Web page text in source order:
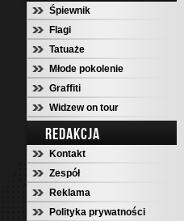
Śpiewnik
Flagi
Tatuaże
Młode pokolenie
Graffiti
Widzew on tour
REDAKCJA
Kontakt
Zespół
Reklama
Polityka prywatności